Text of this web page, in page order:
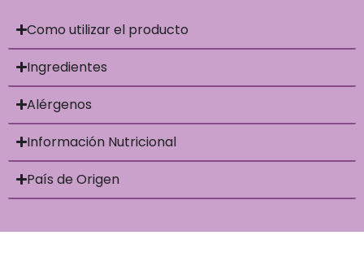
Como utilizar el producto
Ingredientes
Alérgenos
Información Nutricional
País de Origen